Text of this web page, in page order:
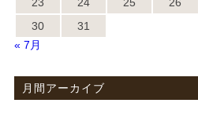
30
31
« 7月
月間アーカイブ